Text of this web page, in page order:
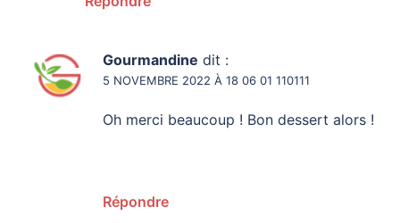
Gourmandine dit :
5 NOVEMBRE 2022 À 18 06 01 110111
Oh merci beaucoup ! Bon dessert alors !
Répondre